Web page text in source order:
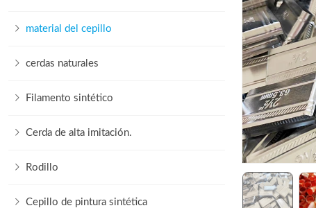
material del cepillo
cerdas naturales
Filamento sintético
Cerda de alta imitación.
Rodillo
Cepillo de pintura sintética